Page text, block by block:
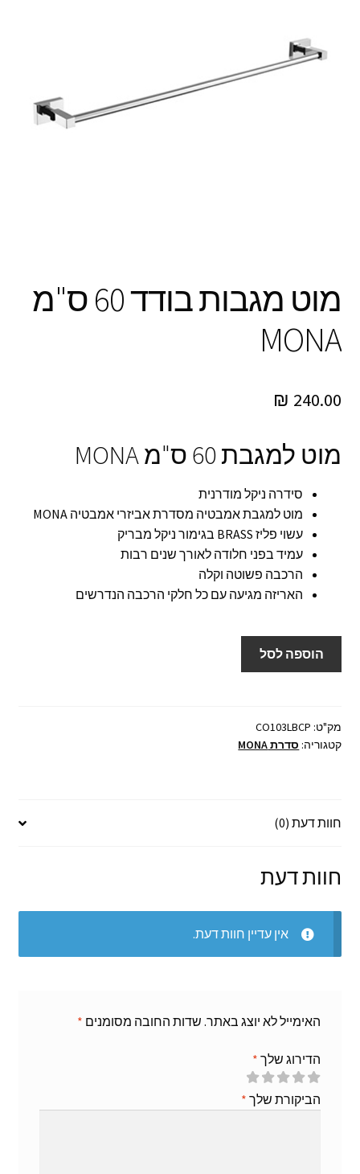
מוט מגבות בודד 60 ס"מ
MONA
₪ 240.00
מוט למגבת 60 ס"מ MONA
סידרה ניקל מודרנית
מוט למגבת אמבטיה מסדרת אביזרי אמבטיה MONA
עשוי פליז BRASS בגימור ניקל מבריק
עמיד בפני חלודה לאורך שנים רבות
הרכבה פשוטה וקלה
האריזה מגיעה עם כל חלקי הרכבה הנדרשים
בודד
60
הוספה לסל
מק"ט: CO103LBCP
קטגוריה: סדרת MONA
חוות דעת (0)
חוות דעת
אין עדיין חוות דעת.
האימייל לא יוצג באתר. שדות החובה מסומנים *
הדירוג שלך *
הביקורת שלך *